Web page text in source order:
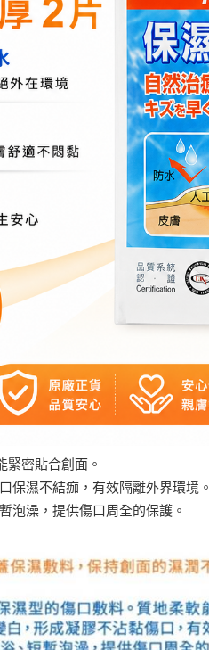
緊密貼合創面。
保濕不結痂，有效隔離外界環境。
泡澡，提供傷口周全的保護。